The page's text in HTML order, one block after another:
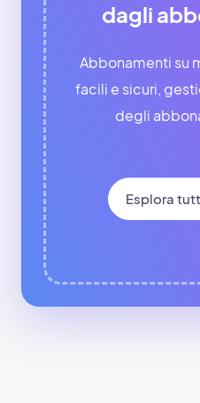
dagli
Abbonamenti su
facili e sicuri,
degli
Esplora